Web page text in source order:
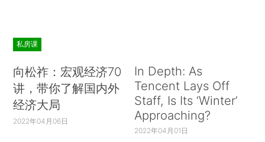
私房课
向松祚：宏观经济70
讲，带你了解国内外
经济大局
2022年04月06日
In Depth: As
Tencent Lays Off
Staff, Is Its ‘Winter’
Approaching?
2022年04月01日